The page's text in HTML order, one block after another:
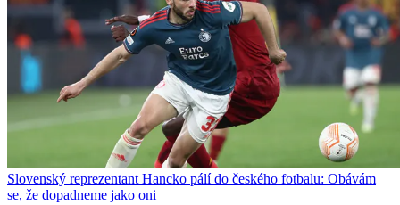
Slovenský reprezentant Hancko pálí do českého fotbalu: Obávám
se, že dopadneme jako oni